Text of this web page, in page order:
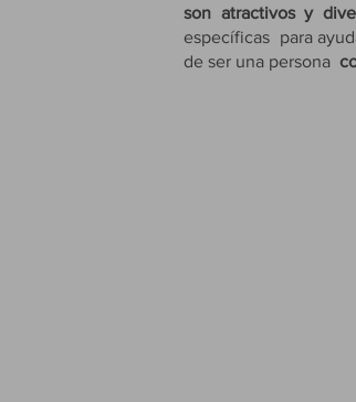
son atractivos y
específicas para
de ser una persona